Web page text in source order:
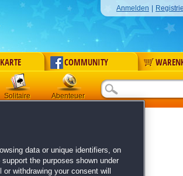
Anmelden
COMMUNITY
Solitaire Abenteuer
für:
data or unique identifiers, on
the purposes shown under
withdrawing your consent will